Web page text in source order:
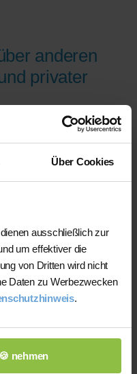
Über Cookies
ausschließlich zur
um effektiver die
von Dritten wird nicht
Daten zu Werbezwecken
.
nehmen
anderen
privater
erfahrene
der
Sie dabei,
Ihrem Bedarf
Bei einem
bei der
Lehrkraft
Lernziele,